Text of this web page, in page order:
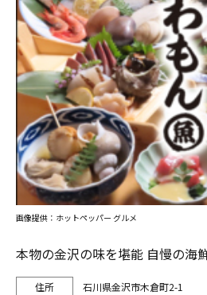
本物の金沢の味を堪能 自慢の海
石川県金沢市木倉町2-1
画像提供：ホットペッパー グルメ